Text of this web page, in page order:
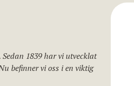
Team Assessment
Planet
1839 har vi utvecklat
befinner vi oss i en viktig